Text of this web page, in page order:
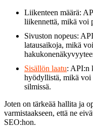
Liikenteen määrä:
liikennettä, mikä voi
Sivuston nopeus:
latausaikoja, mikä
Sisällön laatu: API:n
hyödyllistä, mikä voi
silmissä.
Joten on tärkeää hallita ja
varmistaakseen, että ne
SEO:hon.